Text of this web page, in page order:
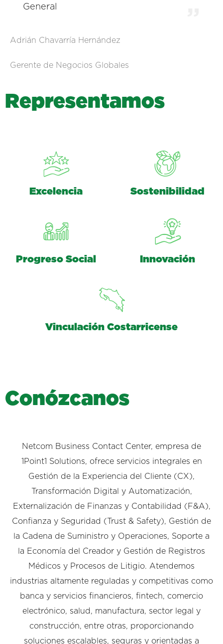
General
Adrián Chavarría Hernández
Gerente de Negocios Globales
Representamos
Excelencia Sostenibilidad
Progreso Social Innovación
Vinculación Costarricense
Conózcanos
Netcom Business Contact Center, empresa de
1Point1 Solutions, ofrece servicios integrales en
Gestión de la Experiencia del Cliente (CX),
Transformación Digital y Automatización,
Externalización de Finanzas y Contabilidad (F&A),
Confianza y Seguridad (Trust & Safety), Gestión de
la Cadena de Suministro y Operaciones, Soporte a
la Economía del Creador y Gestión de Registros
Médicos y Procesos de Litigio. Atendemos
industrias altamente reguladas y competitivas como
banca y servicios financieros, fintech, comercio
electrónico, salud, manufactura, sector legal y
construcción, entre otras, proporcionando
soluciones escalables, seguras y orientadas a